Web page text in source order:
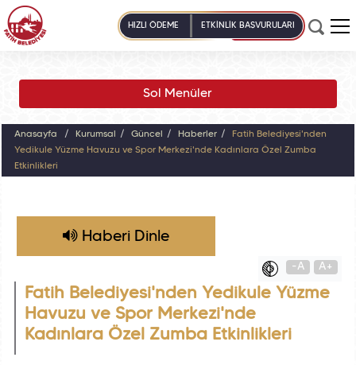
HIZLI ÖDEME ETKİNLİK BAŞVURULARI
Sol Menüler
Anasayfa Kurumsal Güncel Haberler
Fatih Belediyesi'nden
Yedikule Yüzme Havuzu ve Spor Merkezi'nde Kadınlara Özel Zumba
Etkinlikleri
Haberi Dinle
-A A+
Fatih Belediyesi'nden Yedikule Yüzme
Havuzu ve Spor Merkezi'nde
Kadınlara Özel Zumba Etkinlikleri